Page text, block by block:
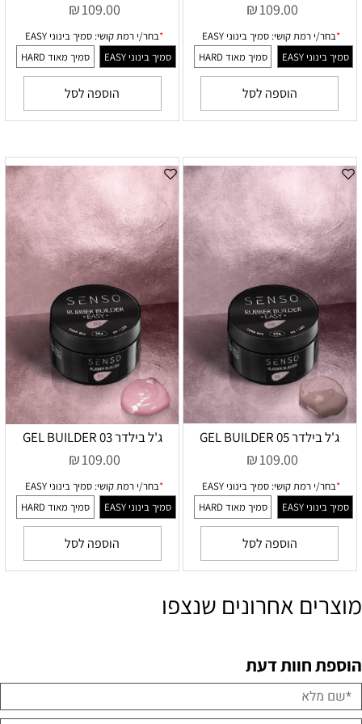
₪109.00
סמיך בינוני EASY
סמיך מאוד HARD
הוספה לסל
₪109.00
*בחר/י רמת קושי:סמיך בינוני EASY
סמיך בינוני EASY
סמיך מאוד HARD
הוספה לסל
ג'ל בילדר 05 GEL BUILDER
₪109.00
הוספה לסל
ג'ל בילדר 03 GEL BUILDER
₪109.00
הוספה לסל
מוצרים אחרונים שנצפו
הוספת חוות דעת